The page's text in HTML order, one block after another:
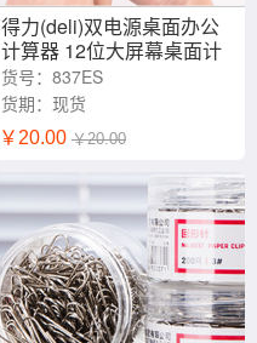
得力(deli)双电源桌面办公
计算器 12位大屏幕桌面计
算机 办公文具用品 837ES
货号：837ES
货期：现货
￥20.00 ￥20.00